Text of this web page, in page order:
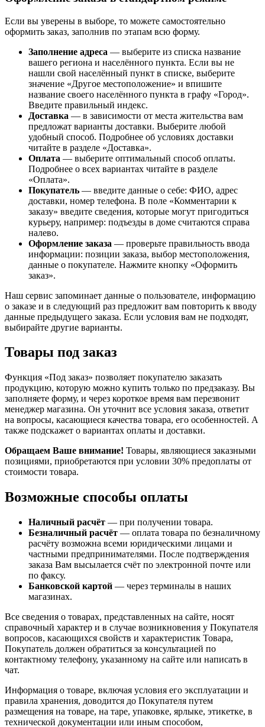
Если вы уверены в выборе, то можете самостоятельно
оформить заказ, заполнив по этапам всю форму.
Заполнение адреса — выберите из списка название
вашего региона и населённого пункта. Если вы не
нашли свой населённый пункт в списке, выберите
значение «Другое местоположение» и впишите
название своего населённого пункта в графу «Город».
Введите правильный индекс.
Доставка — в зависимости от места жительства вам
предложат варианты доставки. Выберите любой
удобный способ. Подробнее об условиях доставки
читайте в разделе «Доставка».
Оплата — выберите оптимальный способ оплаты.
Подробнее о всех вариантах читайте в разделе
«Оплата».
Покупатель — введите данные о себе: ФИО, адрес
доставки, номер телефона. В поле «Комментарии к
заказу» введите сведения, которые могут пригодиться
курьеру, например: подъезды в доме считаются справа
налево.
Оформление заказа — проверьте правильность ввода
информации: позиции заказа, выбор местоположения,
данные о покупателе. Нажмите кнопку «Оформить
заказ».
Наш сервис запоминает данные о пользователе, информацию
о заказе и в следующий раз предложит вам повторить к вводу
данные предыдущего заказа. Если условия вам не подходят,
выбирайте другие варианты.
Товары под заказ
Функция «Под заказ» позволяет покупателю заказать
продукцию, которую можно купить только по предзаказу. Вы
заполняете форму, и через короткое время вам перезвонит
менеджер магазина. Он уточнит все условия заказа, ответит
на вопросы, касающиеся качества товара, его особенностей. А
также подскажет о вариантах оплаты и доставки.
Обращаем Ваше внимание! Товары, являющиеся заказными
позициями, приобретаются при условии 30% предоплаты от
стоимости товара.
Возможные способы оплаты
Наличный расчёт — при получении товара.
Безналичный расчёт — оплата товара по безналичному
расчёту возможна всеми юридическими лицами и
частными предпринимателями. После подтверждения
заказа Вам высылается счёт по электронной почте или
по факсу.
Банковской картой — через терминалы в наших
магазинах.
Все сведения о товарах, представленных на сайте, носят
справочный характер и в случае возникновения у Покупателя
вопросов, касающихся свойств и характеристик Товара,
Покупатель должен обратиться за консультацией по
контактному телефону, указанному на сайте или написать в
чат.
Информация о товаре, включая условия его эксплуатации и
правила хранения, доводится до Покупателя путем
размещения на товаре, на таре, упаковке, ярлыке, этикетке, в
технической документации или иным способом,